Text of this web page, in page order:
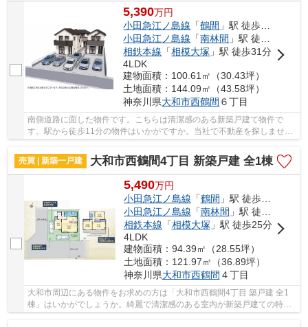
5,390万円
小田急江ノ島線 「鶴間 」駅 徒歩11分
小田急江ノ島線 「南林間 」駅 徒歩16分
相鉄本線 「相模大塚 」駅 徒歩31分
4LDK
建物面積：100.61㎡（30.43坪）
土地面積：144.09㎡（43.58坪）
神奈川県大和市西鶴間 ６丁目
南側道路に面した物件です。こちらは清潔感のある新築戸建て物件で
す。駅から徒歩11分の物件はいかがですか。当社で不動産を探しません
か。人生に何度とない不動産購入だからこそ、当...
売買 | 新築一戸建
大和市西鶴間4丁目 新築戸建 全1棟
5,490万円
小田急江ノ島線 「鶴間 」駅 徒歩12分
小田急江ノ島線 「南林間 」駅 徒歩21分
相鉄本線 「相模大塚」駅 徒歩25分
4LDK
建物面積：94.39㎡（28.55坪）
土地面積：121.97㎡（36.89坪）
神奈川県大和市西鶴間 ４丁目
大和市周辺にある物件をお求めの方は「大和市西鶴間4丁目 築戸建 全1
棟」はいかがでしょうか。綺麗で清潔感のある室内が新築戸建ての特徴